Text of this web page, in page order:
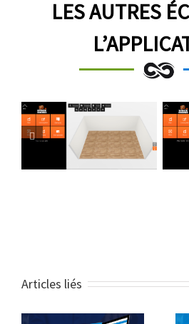
LES AUTRES
Articles liés